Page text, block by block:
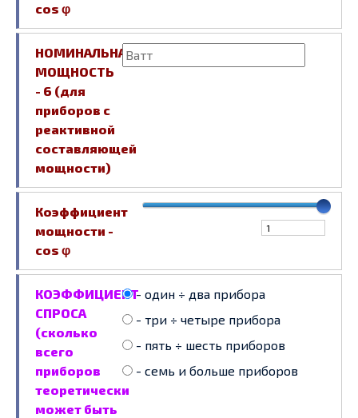
cos φ
НОМИНАЛЬНАЯ
МОЩНОСТЬ
- 6 (для
приборов с
реактивной
составляющей
мощности)
Коэффициент
мощности -
cos φ
КОЭФФИЦИЕНТ
СПРОСА
(сколько
всего
приборов
теоретически
может быть
- один ÷ два прибора
- три ÷ четыре прибора
- пять ÷ шесть приборов
- семь и больше приборов